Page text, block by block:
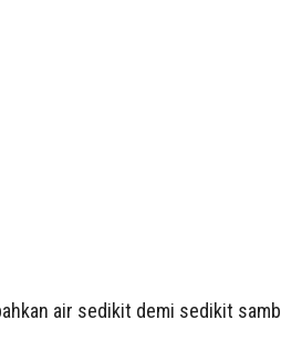
air sedikit demi sedikit